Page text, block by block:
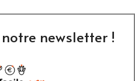
newsletter !